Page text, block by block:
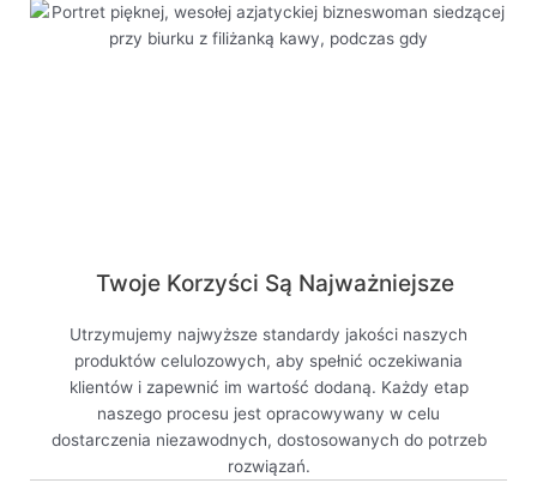
Twoje Korzyści Są Najważniejsze
Utrzymujemy najwyższe standardy jakości naszych
produktów celulozowych, aby spełnić oczekiwania
klientów i zapewnić im wartość dodaną. Każdy etap
naszego procesu jest opracowywany w celu
dostarczenia niezawodnych, dostosowanych do potrzeb
rozwiązań.